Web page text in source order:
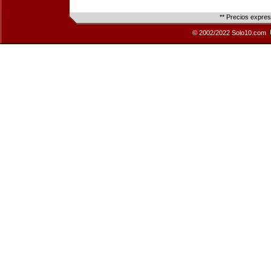
** Precios
© 2002/2022 Solo10.com